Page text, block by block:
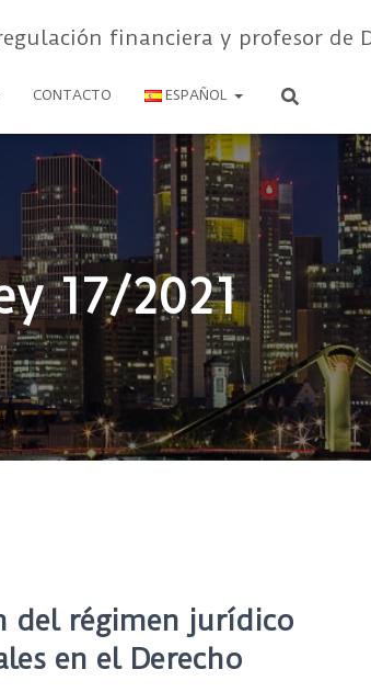
financiera y profesor de
CONTACTO ESPAÑOL
17/2021
del régimen jurídico
en el Derecho